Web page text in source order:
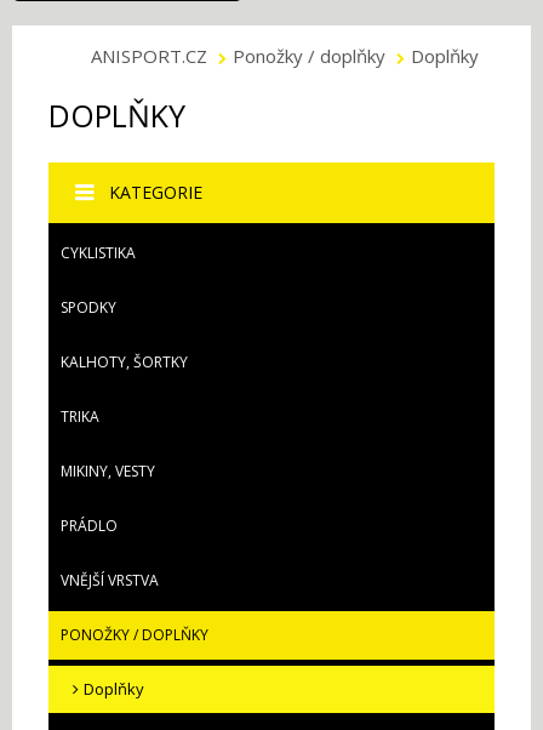
ANISPORT.CZ Ponožky / doplňky Doplňky
DOPLŇKY
KATEGORIE
CYKLISTIKA
SPODKY
KALHOTY, ŠORTKY
TRIKA
MIKINY, VESTY
PRÁDLO
VNĚJŠÍ VRSTVA
PONOŽKY / DOPLŇKY
Doplňky